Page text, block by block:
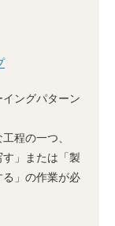
ングパターン
程の一つ、
す」または「製
」の作業が必